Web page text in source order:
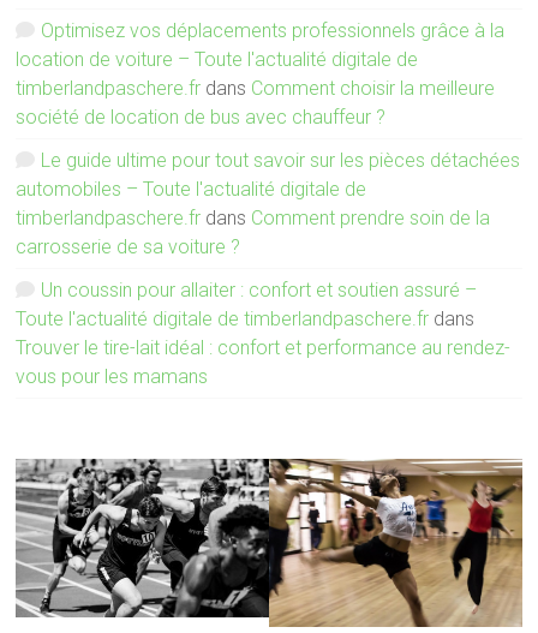
Optimisez vos déplacements professionnels grâce à la
location de voiture – Toute l'actualité digitale de
timberlandpaschere.fr dans Comment choisir la meilleure
société de location de bus avec chauffeur ?
Le guide ultime pour tout savoir sur les pièces détachées
automobiles – Toute l'actualité digitale de
timberlandpaschere.fr dans Comment prendre soin de la
carrosserie de sa voiture ?
Un coussin pour allaiter : confort et soutien assuré –
Toute l'actualité digitale de timberlandpaschere.fr dans
Trouver le tire-lait idéal : confort et performance au rendez-
vous pour les mamans